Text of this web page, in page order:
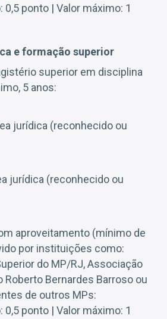
0,5 ponto | Valor máximo: 1
e formação superior
superior em disciplina
5 anos:
jurídica (reconhecido ou
jurídica (reconhecido ou
aproveitamento (mínimo de
por instituições como:
do MP/RJ, Associação
Roberto Bernardes Barroso ou
de outros MPs:
0,5 ponto | Valor máximo: 1